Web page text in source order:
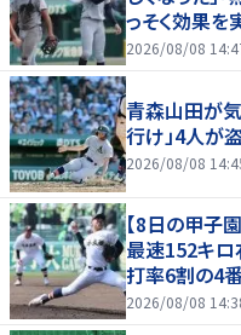
っそく効果を
2026/08/08
青森山田が
行け」4人が
2026/08/08
【8日の甲子
最速152キロ
打率6割の4
2026/08/08